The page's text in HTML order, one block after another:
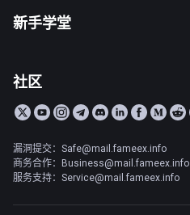
新手学堂
社区
漏洞提交：Safe@mail.fameex.info
商务合作：Business@mail.fameex.info
服务支持：Service@mail.fameex.info